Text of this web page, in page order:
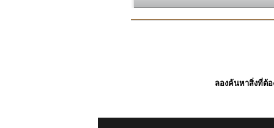
ลองค้นหาสิ่งที่ต้อ